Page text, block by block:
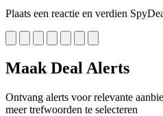
Plaats een reactie en verdien
Maak Deal Alerts
Ontvang alerts voor relevante
meer trefwoorden te selecteren